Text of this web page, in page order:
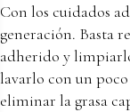
Con los cuidados
generación. Basta
adherido y
lavarlo con un
eliminar la grasa